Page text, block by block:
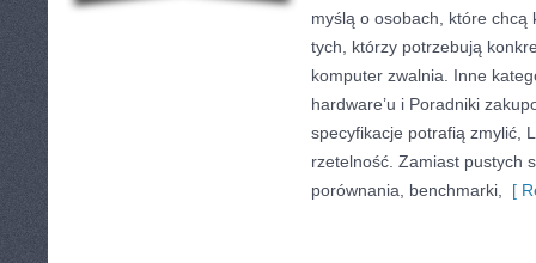
myślą o osobach, które
tych, którzy potrzebują
komputer zwalnia. Inne
hardware’u i Poradniki
specyfikacje potrafią zmylić,
rzetelność. Zamiast pustych
porównania, benchmarki,
[